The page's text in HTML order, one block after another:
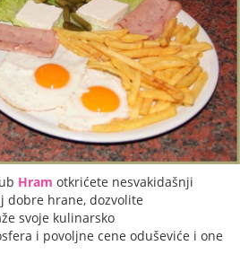
Hram otkrićete nesvakidašnji
dobre hrane, dozvolite
svoje kulinarsko
i povoljne cene oduševiće i one